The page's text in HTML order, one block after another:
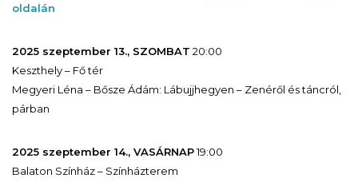
oldalán
2025 szeptember 13., SZOMBAT 20:00
Keszthely – Fő tér
Megyeri Léna – Bősze Ádám: Lábujjhegyen – Zenéről és táncról,
párban
2025 szeptember 14., VASÁRNAP19:00
Balaton Színház – Színházterem